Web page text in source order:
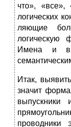
что», «все»,
логических
ляющие
логическую
Имена и
Итак,
значит
выпускники
проводники